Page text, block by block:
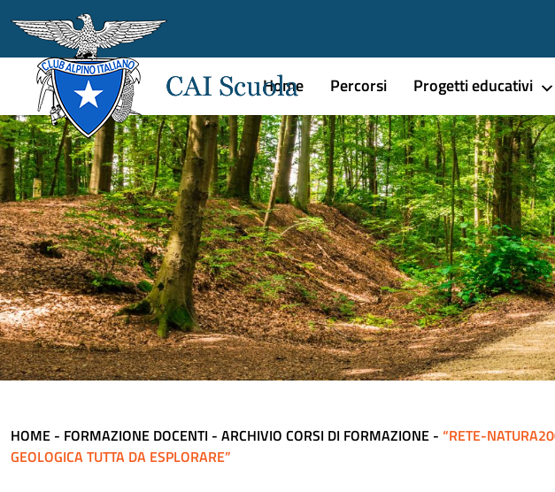
Home Percorsi Progetti educativi
HOME - FORMAZIONE DOCENTI - ARCHIVIO CORSI DI FORMAZIONE - “RETE-
GEOLOGICA TUTTA DA ESPLORARE”